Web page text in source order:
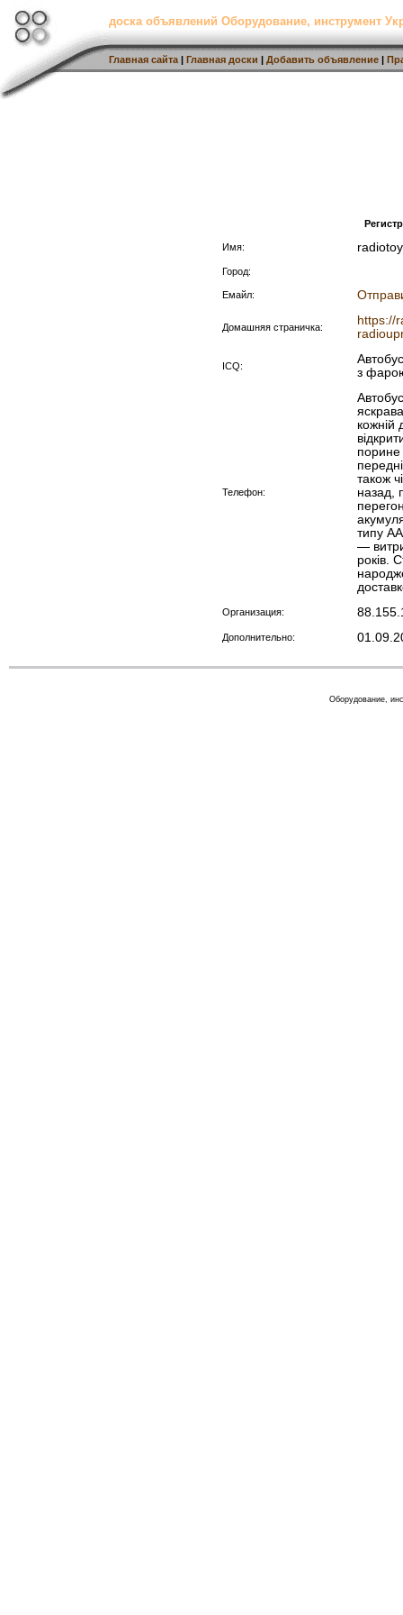
доска объявлений Оборудование, инструмент
Главная сайта | Главная доски | Добавить объявление |
Имя:
Город:
Емайл:
Домашняя страничка:
https://
ICQ:
з
Телефон:
кожній
порине
також
назад,
типу
—
років.
Организация:
Дополнительно:
Оборудование,